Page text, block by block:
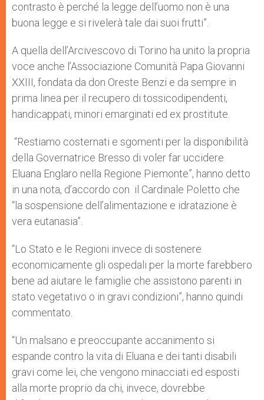
contrasto è perché la legge dell’uomo non è una
buona legge e si rivelerà tale dai suoi frutti”.
A quella dell’Arcivescovo di Torino ha unito la propria
voce anche l’Associazione Comunità Papa Giovanni
XXIII, fondata da don Oreste Benzi e da sempre in
prima linea per il recupero di tossicodipendenti,
handicappati, minori emarginati ed ex prostitute.
“Restiamo costernati e sgomenti per la disponibilità
della Governatrice Bresso di voler far uccidere
Eluana Englaro nella Regione Piemonte”, hanno detto
in una nota, d’accordo con il Cardinale Poletto che
“la sospensione dell’alimentazione e idratazione è
vera eutanasia”.
“Lo Stato e le Regioni invece di sostenere
economicamente gli ospedali per la morte farebbero
bene ad aiutare le famiglie che assistono parenti in
stato vegetativo o in gravi condizioni”, hanno quindi
commentato.
“Un malsano e preoccupante accanimento si
espande contro la vita di Eluana e dei tanti disabili
gravi come lei, che vengono minacciati ed esposti
alla morte proprio da chi, invece, dovrebbe